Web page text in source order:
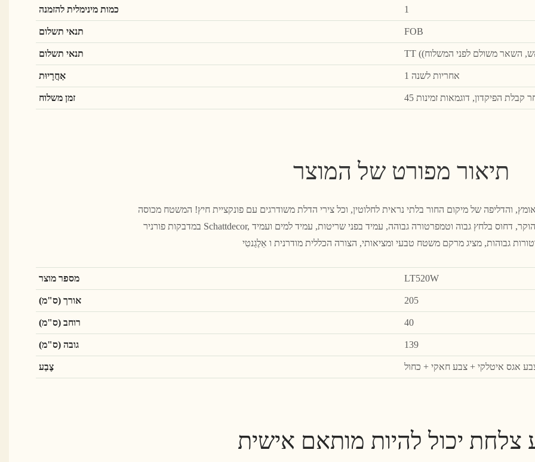
1
FOB
אַחֲרָיוּת
אחריות לשנה 1
זמן משלוח
קבלת הפיקדון, דוגמאות זמינות
תיאור מפורט של המוצר
והדליפה של מיקום החור בלתי נראית לחלוטין, וכל צירי הדלת משודרגים עם פונקציית חיץ! המשטח מכוסה
במדבקות פורניר Schattdecor, בתוספת תהליך לוח הפלדה הגרמני הוקר, דחוס בלחץ גבוה וטמפרטורה גבוהה, עמיד בפני שריטות, עמיד למים ועמיד
גבוהות, מציג מרקם משטח טבעי ומציאותי, הצורה הכללית מודרנית ו אֵלֶגַנטִי
מספר מוצר
LT520W
אורך (ס"מ)
205
רוחב (ס"מ)
40
גובה (ס"מ)
139
צֶבַע
אגס איטלקי + צבע חאקי + כחול
צלחת יכול להיות מותאם אישית